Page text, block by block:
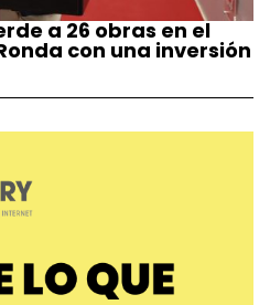
a 26 obras en el
con una inversión